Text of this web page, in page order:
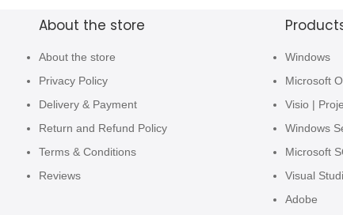
About the store
About the store
Privacy Policy
Delivery & Payment
Return and Refund Policy
Terms & Conditions
Reviews
Windows
Microsoft
Visio |
Windows
Microsoft
Visual
Adobe